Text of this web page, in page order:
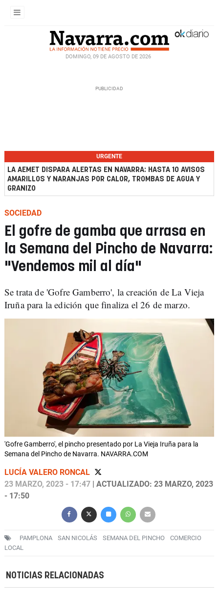
DOMINGO, 09 DE AGOSTO DE 2026
URGENTE
LA AEMET DISPARA ALERTAS EN NAVARRA: HASTA 10 AVISOS
AMARILLOS Y NARANJAS POR CALOR, TROMBAS DE AGUA Y
GRANIZO
SOCIEDAD
El gofre de gamba que arrasa en
la Semana del Pincho de Navarra:
"Vendemos mil al día"
Se trata de 'Gofre Gamberro', la creación de La Vieja
Iruña para la edición que finaliza el 26 de marzo.
'Gofre Gamberro', el pincho presentado por La Vieja Iruña para la
Semana del Pincho de Navarra. NAVARRA.COM
LUCÍA VALERO RONCAL
23 MARZO, 2023 - 17:47 | ACTUALIZADO: 23 MARZO, 2023
- 17:50
PAMPLONA SAN NICOLÁS SEMANA DEL PINCHO
COMERCIO
LOCAL
NOTICIAS RELACIONADAS